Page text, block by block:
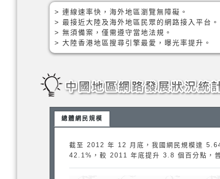
> 連線速率快，海外地區瀏覽無障礙。
> 最接近大陸及海外地區民眾的網路接入平台。
> 無須備案，僅需遵守當地法規。
> 大陸香港地區搜尋引擎最愛，曝光率提升。
總體網民規模
截至 2012 年 12 月底，我國網民規模達
42.1%，較 2011 年底提升 3.8 個百分點，